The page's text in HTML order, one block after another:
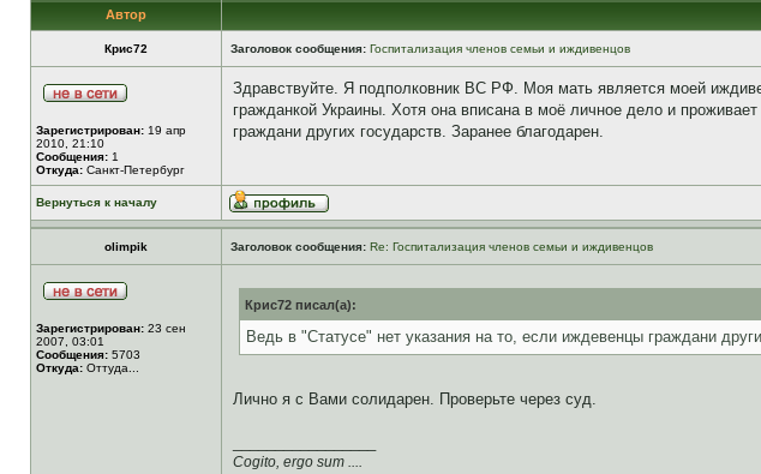
Автор
Крис72 Заголовок сообщения: Госпитализация членов семьи и иждивенцов
Зарегистрирован: 19 апр
2010, 21:10
Сообщения: 1
Откуда: Санкт-Петербург
Здравствуйте. Я подполковник ВС РФ. Моя мать является моей
гражданкой Украины. Хотя она вписана в моё личное дело и
граждани других государств. Заранее благодарен.
Вернуться к началу
olimpik Заголовок сообщения: Re: Госпитализация членов семьи и иждивенцов
Зарегистрирован: 23 сен
2007, 03:01
Сообщения: 5703
Откуда: Оттуда...
Крис72 писал(а):
Ведь в "Статусе" нет указания на то, если иждевенцы граждани
Лично я с Вами солидарен. Проверьте через суд.
Cogito, ergo sum ....